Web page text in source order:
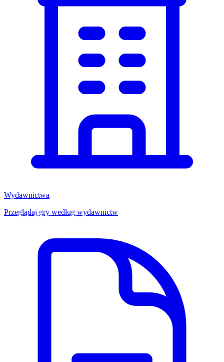
Wydawnictwa
Przeglądaj gry według wydawnictw